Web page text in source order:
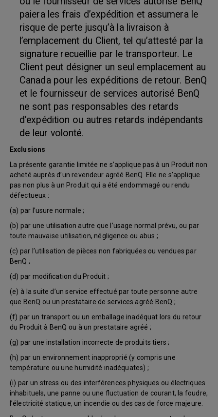
paiera les frais d’expédition et assumera le
risque de perte jusqu’à la livraison à
l’emplacement du Client, tel qu’attesté par la
signature recueillie par le transporteur. Le
Client peut désigner un seul emplacement au
Canada pour les expéditions de retour. BenQ
et le fournisseur de services autorisé BenQ
ne sont pas responsables des retards
d’expédition ou autres retards indépendants
de leur volonté.
Exclusions
La présente garantie limitée ne s’applique pas à un Produit non
acheté auprès d’un revendeur agréé BenQ. Elle ne s’applique
pas non plus à un Produit qui a été endommagé ou rendu
défectueux :
(a) par l’usure normale ;
(b) par une utilisation autre que l’usage normal prévu, ou par
toute mauvaise utilisation, négligence ou abus ;
(c) par l’utilisation de pièces non fabriquées ou vendues par
BenQ ;
(d) par modification du Produit ;
(e) à la suite d’un service effectué par toute personne autre
que BenQ ou un prestataire de services agréé BenQ ;
(f) par un transport ou un emballage inadéquat lors du retour
du Produit à BenQ ou à un prestataire agréé ;
(g) par une installation incorrecte de produits tiers ;
(h) par un environnement inapproprié (y compris une
température ou une humidité inadéquates) ;
(i) par un stress ou des interférences physiques ou électriques
inhabituels, une panne ou une fluctuation de courant, la foudre,
l’électricité statique, un incendie ou des cas de force majeure.